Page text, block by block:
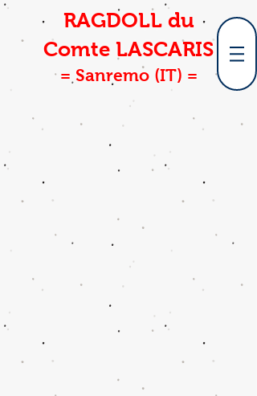
RAGDOLL du
Comte LASCARIS
= Sanremo (IT) =